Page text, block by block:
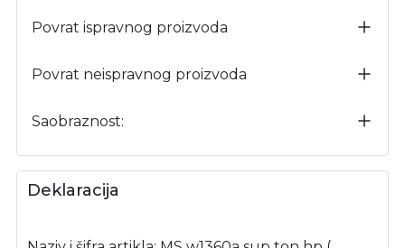
Povrat ispravnog proizvoda
Povrat neispravnog proizvoda
Saobraznost:
Deklaracija